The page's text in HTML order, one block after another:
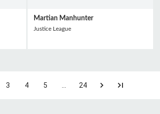
Martian Manhunter
Justice League
3 4 5 … 24